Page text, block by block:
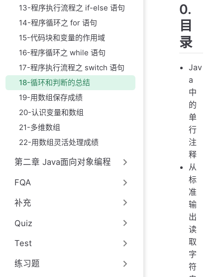
13-程序执行流程之 if-else 语句
14-程序循环之 for 语句
15-代码块和变量的作用域
16-程序循环之 while 语句
17-程序执行流程之 switch 语句
18-循环和判断的总结
19-用数组保存成绩
20-认识变量和数组
21-多维数组
22-用数组灵活处理成绩
第二章 Java面向对象编程
FQA
补充
Quiz
Test
练习题
0.
目
录
Jav
a
中
的
单
行
注
释
从
标
准
输
出
读
取
字
符